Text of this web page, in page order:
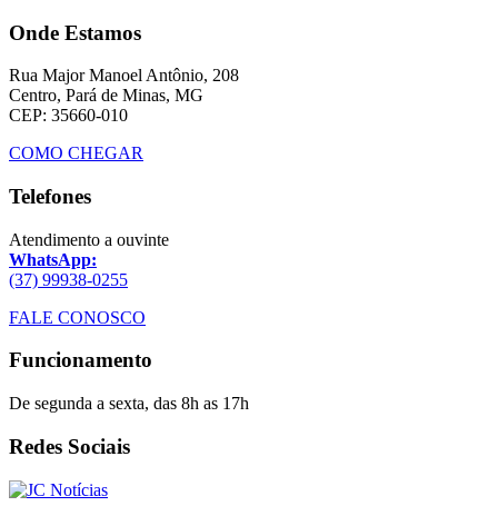
Onde Estamos
Rua Major Manoel Antônio, 208
Centro, Pará de Minas, MG
CEP: 35660-010
COMO CHEGAR
Telefones
Atendimento a ouvinte
WhatsApp:
(37) 99938-0255
FALE CONOSCO
Funcionamento
De segunda a sexta, das 8h as 17h
Redes Sociais